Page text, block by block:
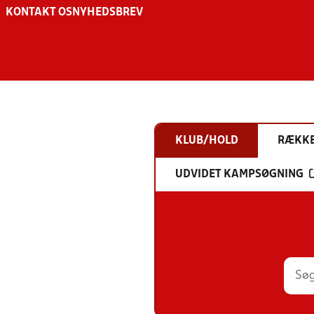
KONTAKT OS NYHEDSBREV
KLUB/HOLD
UDVIDET KAMPSØGNING